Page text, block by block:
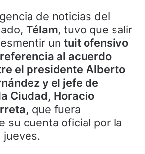
de noticias del
Télam, tuvo que salir
un tuit ofensivo
al acuerdo
el presidente Alberto
y el jefe de
Ciudad, Horacio
que fuera
su cuenta oficial por la
jueves.